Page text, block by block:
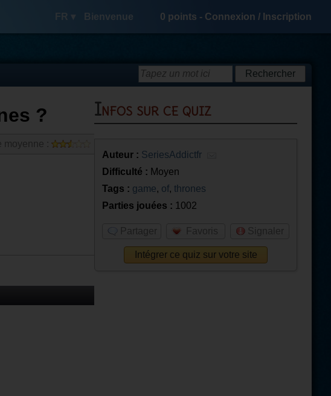
FR ▾ Bienvenue 0 points - Connexion / Inscription
? Infos sur ce quiz
Auteur : SeriesAddictfr
Difficulté : Moyen
Tags : game, of, thrones
Parties jouées : 1002
Partager Favoris Signaler
Intégrer ce quiz sur votre site